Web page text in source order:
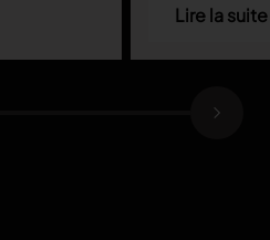
Lire la suite